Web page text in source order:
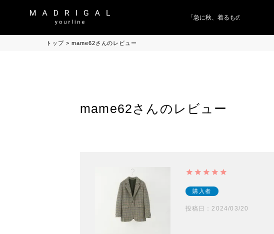
「急に秋、着るものがない」
トップ mame62さんのレビュー
mame62さんのレビュー
購入者
投稿日 2024/03/20